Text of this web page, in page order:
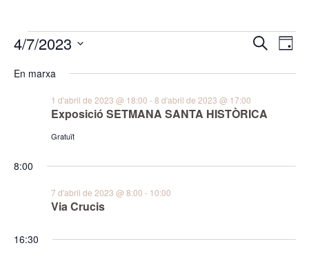
visual
i
cerca
Cerca
de
Dia
4/7/2023
una
data.
En marxa
Exposició SETMANA SANTA HISTÒRICA
1 d'abril de 2023 @ 18:00 -8 d'abril de 2023 @ 17:00
Gratuït
8:00
Via Crucis
7 d'abril de 2023 @ 8:00 - 10:00
16:30